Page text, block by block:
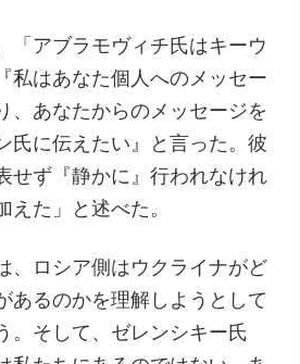
「アブラモヴィチ氏はキーウ
私はあなた個人へのメッセー
、あなたからのメッセージを
氏に伝えたい』と言った。彼
せず『静かに』行われなけれ
えた」と述べた。
、ロシア側はウクライナがど
あるのかを理解しようとして
。そして、ゼレンシキー氏